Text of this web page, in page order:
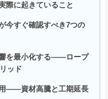
際に起きていること
今すぐ確認すべき7つの
を最小化する——ロープ
ッド
——資材高騰と工期延長